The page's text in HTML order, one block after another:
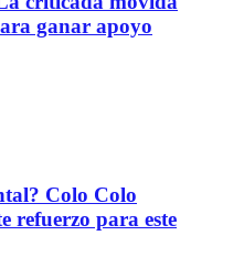
ganar apoyo
Colo Colo
refuerzo para este